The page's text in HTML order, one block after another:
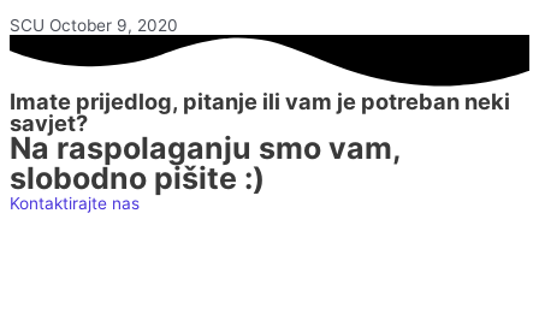
SCU October 9, 2020
Imate prijedlog, pitanje ili vam je potreban neki
savjet?
Na raspolaganju smo vam,
slobodno pišite :)
Kontaktirajte nas